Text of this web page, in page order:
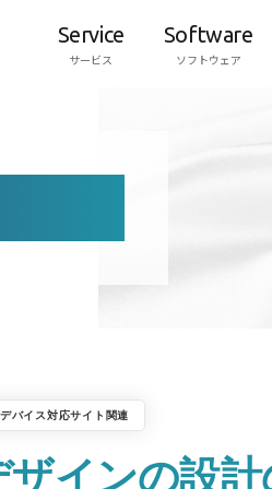
Service
サービス
Software
ソフトウェア
バイス対応サイト関連
インの設計